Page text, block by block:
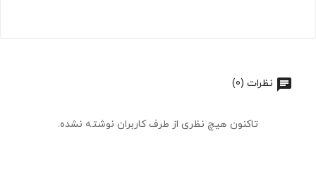
نظرات (0)
تاکنون هیچ نظری از طرف کاربران نوشته نشده.